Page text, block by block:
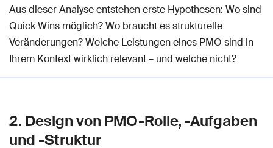
Aus dieser Analyse entstehen erste Hypothesen: Wo sind
Quick Wins möglich? Wo braucht es strukturelle
Veränderungen? Welche Leistungen eines PMO sind in
Ihrem Kontext wirklich relevant – und welche nicht?
2. Design von PMO-Rolle, -Aufgaben
und -Struktur